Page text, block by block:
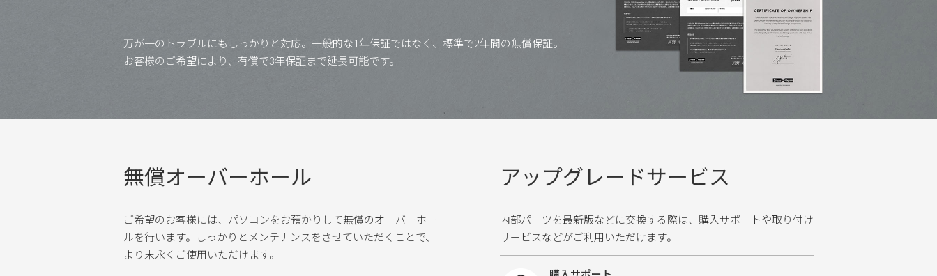
万が一のトラブルにもしっかりと対応。一般的な1年保証ではなく、標準で2年間の無償保証。
お客様のご希望により、有償で3年保証まで延長可能です。
無償オーバーホール
ご希望のお客様には、パソコンをお預かりして無償のオーバーホー
ルを行います。しっかりとメンテナンスをさせていただくことで、
より末永くご使用いただけます。
アップグレードサービス
内部パーツを最新版などに交換する際は、購入サポートや取り付け
サービスなどがご利用いただけます。